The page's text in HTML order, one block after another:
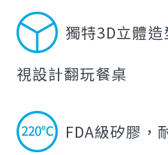
獨特3D立體
視設計翻玩餐桌
FDA級矽膠